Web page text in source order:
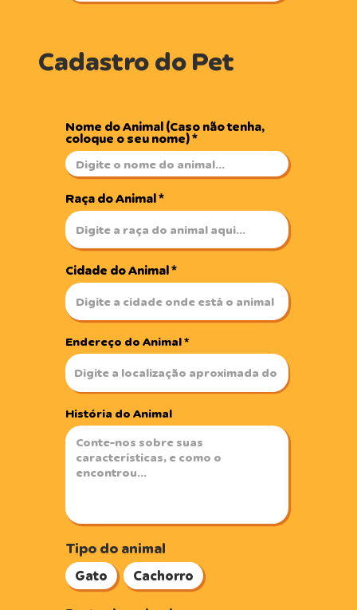
Cadastro do Pet
Nome do Animal (Caso não tenha,
coloque o seu nome)
Raça do Animal
Cidade do Animal
Endereço do Animal
História do Animal
Tipo do animal
Gato
Cachorro